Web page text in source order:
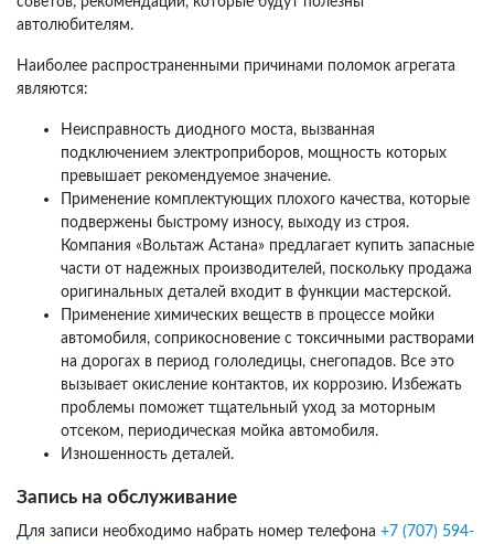
автолюбителям.
Наиболее распространенными причинами поломок агрегата
являются:
Неисправность диодного моста, вызванная
подключением электроприборов, мощность которых
превышает рекомендуемое значение.
Применение комплектующих плохого качества, которые
подвержены быстрому износу, выходу из строя.
Компания «Вольтаж Астана» предлагает купить запасные
части от надежных производителей, поскольку продажа
оригинальных деталей входит в функции мастерской.
Применение химических веществ в процессе мойки
автомобиля, соприкосновение с токсичными растворами
на дорогах в период гололедицы, снегопадов. Все это
вызывает окисление контактов, их коррозию. Избежать
проблемы поможет тщательный уход за моторным
отсеком, периодическая мойка автомобиля.
Изношенность деталей.
Запись на обслуживание
Для записи необходимо набрать номер телефона +7 (707) 594-